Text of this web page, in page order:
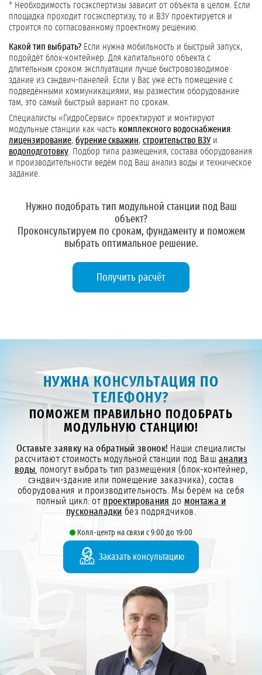
* Необходимость госэкспертизы зависит от объекта в целом. Если
площадка проходит госэкспертизу, то и ВЗУ проектируется и
строится по согласованному проектному решению.
Какой тип выбрать? Если нужна мобильность и быстрый запуск,
подойдёт блок-контейнер. Для капитального объекта с
длительным сроком эксплуатации лучше быстровозводимое
здание из сэндвич-панелей. Если у Вас уже есть помещение с
подведёнными коммуникациями, мы разместим оборудование
там, это самый быстрый вариант по срокам.
Специалисты «ГидроСервис» проектируют и монтируют
модульные станции как часть комплексного водоснабжения:
лицензирование, бурение скважин, строительство ВЗУи
водоподготовку . Подбор типа размещения, состава оборудования
и производительности ведём под Ваш анализ воды и техническое
задание.
Нужно подобрать тип модульной станции под Ваш
объект?
Проконсультируем по срокам, фундаменту и поможем
выбрать оптимальное решение.
Получить расчёт
НУЖНА КОНСУЛЬТАЦИЯ ПО
ТЕЛЕФОНУ?
ПОМОЖЕМ ПРАВИЛЬНО ПОДОБРАТЬ
МОДУЛЬНУЮ СТАНЦИЮ!
Оставьте заявку на обратный звонок! Наши специалисты
рассчитают стоимость модульной станции под Вашанализ
воды , помогут выбрать тип размещения (блок-контейнер,
сэндвич-здание или помещение заказчика), состав
оборудования и производительность. Мы берём на себя
полный цикл: от проектирования до монтажа и
пусконаладки без подрядчиков.
Колл-центр на связи с 9:00 до 19:00
Заказать консультацию